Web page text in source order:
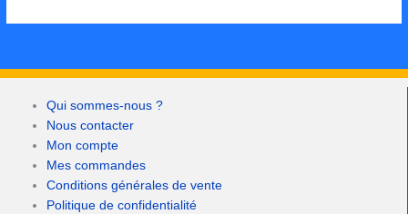
Qui sommes-nous ?
Nous contacter
Mon compte
Mes commandes
Conditions générales de vente
Politique de confidentialité